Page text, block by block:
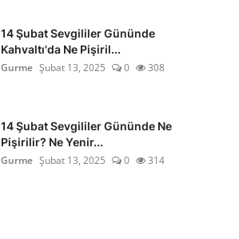
14 Şubat Sevgililer Gününde
Kahvaltı'da Ne Pişiril...
Gurme Şubat 13, 2025 0 308
14 Şubat Sevgililer Gününde Ne
Pişirilir? Ne Yenir...
Gurme Şubat 13, 2025 0 314